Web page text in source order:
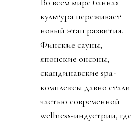
культура переживает
новый этап развития.
Финские сауны,
японские онсэны,
скандинавские spa-
комплексы давно стали
частью современной
wellness-индустрии, где